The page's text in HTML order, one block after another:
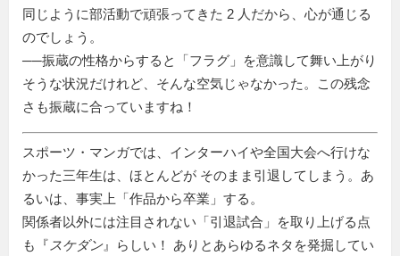
同じように部活動で頑張ってきた 2 人だから、心が通じる
のでしょう。
──振蔵の性格からすると「フラグ」を意識して舞い上がり
そうな状況だけれど、そんな空気じゃなかった。この残念
さも振蔵に合っていますね！
スポーツ・マンガでは、インターハイや全国大会へ行けな
かった三年生は、ほとんどが そのまま引退してしまう。あ
るいは、事実上「作品から卒業」する。
関係者以外には注目されない「引退試合」を取り上げる点
も『 スケダン』らしい！ ありとあらゆるネタを発掘してい